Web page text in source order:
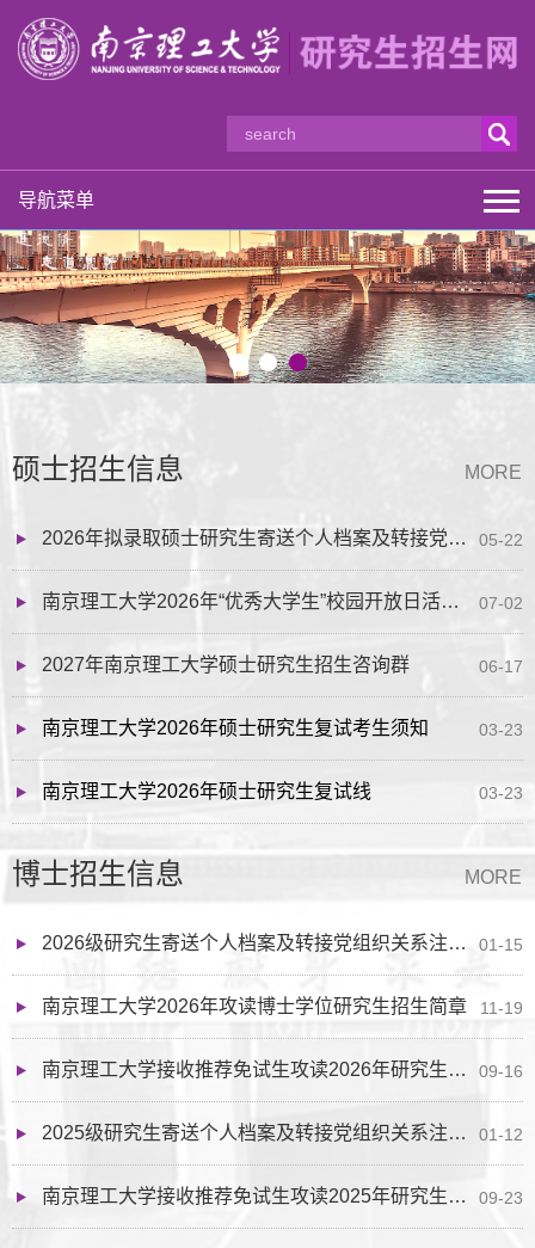
导航菜单
硕士招生信息 MORE
2026年拟录取硕士研究生寄送个人档案及转接党组织关系的通知 05-22
南京理工大学2026年“优秀大学生”校园开放日活动安排 07-02
2027年南京理工大学硕士研究生招生咨询群 06-17
南京理工大学2026年硕士研究生复试考生须知 03-23
南京理工大学2026年硕士研究生复试线 03-23
博士招生信息 MORE
2026级研究生寄送个人档案及转接党组织关系注意事项 01-15
南京理工大学2026年攻读博士学位研究生招生简章 11-19
南京理工大学接收推荐免试生攻读2026年研究生（含直博生）工作办法 09-16
2025级研究生寄送个人档案及转接党组织关系注意事项 01-12
南京理工大学接收推荐免试生攻读2025年研究生（含直博生）工作办法 09-23